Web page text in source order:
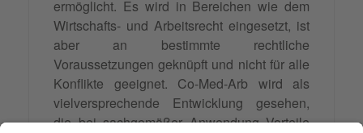
ermöglicht. Es wird in Bereichen wie dem
Wirtschafts- und Arbeitsrecht eingesetzt, ist
aber an bestimmte rechtliche
Voraussetzungen geknüpft und nicht für alle
Konflikte geeignet. Co-Med-Arb wird als
vielversprechende Entwicklung gesehen,
die bei sachgemäßer Anwendung Vorteile